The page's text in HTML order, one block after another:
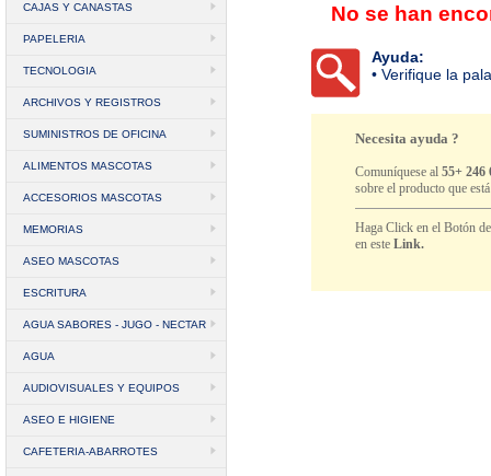
CAJAS Y CANASTAS
PAPELERIA
TECNOLOGIA
ARCHIVOS Y REGISTROS
SUMINISTROS DE OFICINA
ALIMENTOS MASCOTAS
ACCESORIOS MASCOTAS
MEMORIAS
ASEO MASCOTAS
ESCRITURA
AGUA SABORES - JUGO - NECTAR
AGUA
AUDIOVISUALES Y EQUIPOS
ASEO E HIGIENE
CAFETERIA-ABARROTES
No se han
Ayuda:
• Verifique la
Necesita ayuda ?
Comuníquese al55+ 246
sobre el producto que
Haga Click en el Botón
en esteLink.